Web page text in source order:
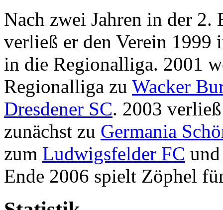
Nach zwei Jahren in der 2.
verließ er den Verein
in die Regionalliga. 2001
Regionalliga zu Wacker
Dresdener SC. 2003
zunächst zu Germania
zum Ludwigsfelder FC
Ende 2006 spielt Zöphel